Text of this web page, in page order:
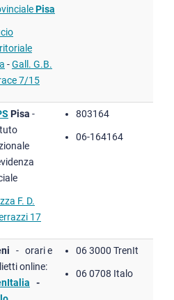
Pisa
-Gall. G.B.
7/15
Pisa -
F. D.
17
803164
06-164164
- orari e
online:
-
06 3000 TrenIt
06 0708 Italo